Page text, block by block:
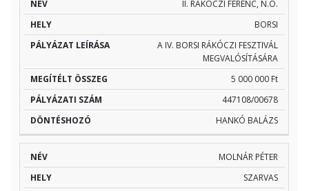
II. RÁKÓCZI FERENC, N.O.
BORSI
A IV. BORSI RÁKÓCZI FESZTIVÁL
MEGVALÓSÍTÁSÁRA
5 000 000 Ft
447108/00678
HANKÓ BALÁZS
MOLNÁR PÉTER
SZARVAS